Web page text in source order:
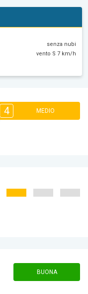
senza nubi
vento S 7 km/h
4 MEDIO
BUONA